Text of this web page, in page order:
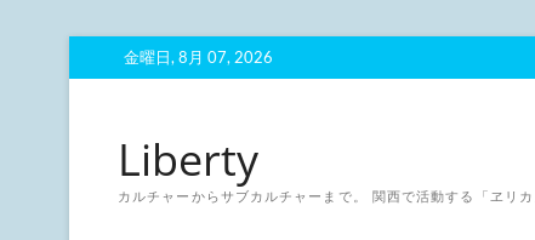
to
金曜日, 8月 07, 2026
Liberty
カルチャーからサブカルチャーまで。 関西で活動する「ヱリカ